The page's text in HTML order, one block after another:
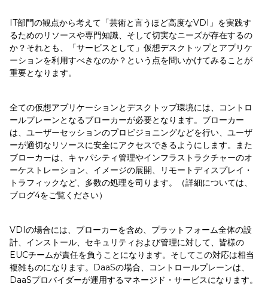
IT部門の観点から考えて「芸術と言うほど高度なVDI」を実践す
るためのリソースや専門知識、そして切実なニーズが存在するの
か？それとも、「サービスとして」仮想デスクトップとアプリケ
ーションを利用すべきなのか？という点を問いかけてみることが
重要となります。
全ての仮想アプリケーションとデスクトップ環境には、コントロ
ールプレーンとなるブローカーが必要となります。ブローカー
は、ユーザーセッションのプロビジョニングなどを行い、ユーザ
ーが適切なリソースに安全にアクセスできるようにします。また
ブローカーは、キャパシティ管理やインフラストラクチャーのオ
ーケストレーション、イメージの展開、リモートディスプレイ・
トラフィックなど、多数の処理を司ります。（詳細については、
ブログ4をご覧ください）
VDIの場合には、ブローカーを含め、プラットフォーム全体の設
計、インストール、セキュリティおよび管理に対して、皆様の
EUCチームが責任を負うことになります。そしてこの対応は相当
複雑ものになります。DaaSの場合、コントロールプレーンは、
DaaSプロバイダーが運用するマネージド・サービスになります。